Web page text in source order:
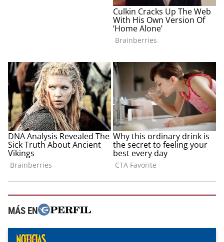
MÁS EN